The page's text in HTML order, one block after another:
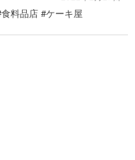
料品店 #ケーキ屋